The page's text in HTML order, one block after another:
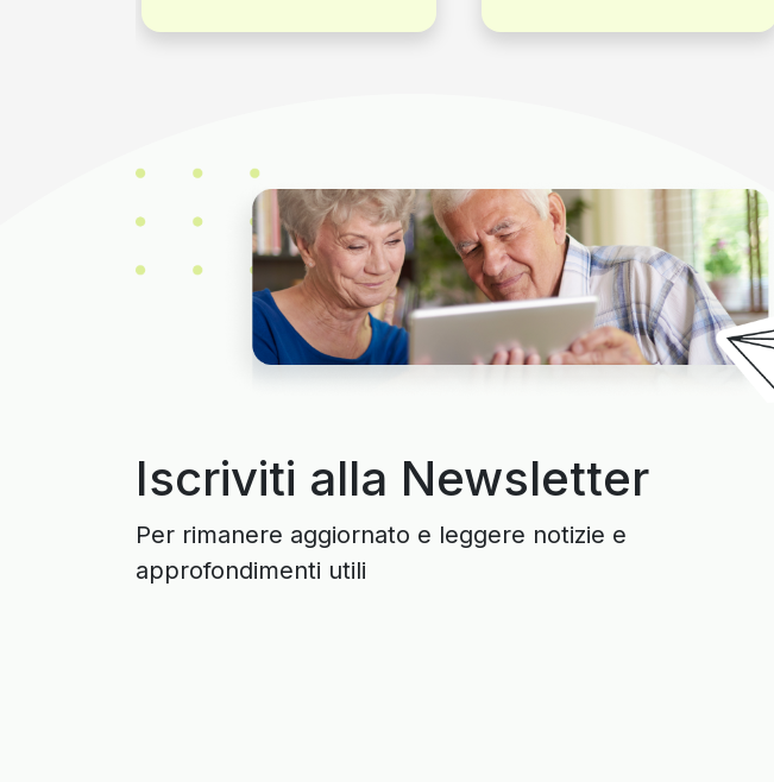
Iscriviti alla Newsletter
Per rimanere aggiornato e leggere notizie e
approfondimenti utili